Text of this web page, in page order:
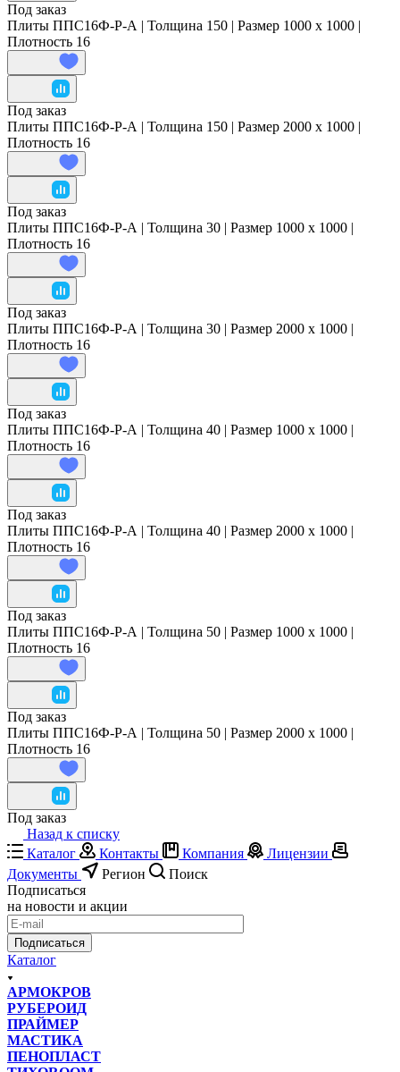
Под заказ
Плиты ППС16Ф-Р-А | Толщина 150 | Размер 1000 x 1000 |
Плотность 16
Под заказ
Плиты ППС16Ф-Р-А | Толщина 150 | Размер 2000 x 1000 |
Плотность 16
Под заказ
Плиты ППС16Ф-Р-А | Толщина 30 | Размер 1000 x 1000 |
Плотность 16
Под заказ
Плиты ППС16Ф-Р-А | Толщина 30 | Размер 2000 x 1000 |
Плотность 16
Под заказ
Плиты ППС16Ф-Р-А | Толщина 40 | Размер 1000 x 1000 |
Плотность 16
Под заказ
Плиты ППС16Ф-Р-А | Толщина 40 | Размер 2000 x 1000 |
Плотность 16
Под заказ
Плиты ППС16Ф-Р-А | Толщина 50 | Размер 1000 x 1000 |
Плотность 16
Под заказ
Плиты ППС16Ф-Р-А | Толщина 50 | Размер 2000 x 1000 |
Плотность 16
Под заказ
Назад к списку
Каталог
Контакты Компания
Лицензии
Документы
Регион
Поиск
Подписаться
на новости и акции
Подписаться
Каталог
АРМОКРОВ
РУБЕРОИД
ПРАЙМЕР
МАСТИКА
ПЕНОПЛАСТ